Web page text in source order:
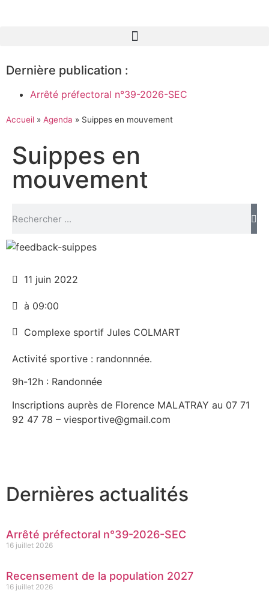
Dernière publication :
Arrêté préfectoral n°39-2026-SEC
Accueil » Agenda » Suippes en mouvement
Suippes en
mouvement
Activité sportive : randonnnée.
9h-12h : Randonnée
Inscriptions auprès de Florence MALATRAY au 07 71
92 47 78 – viesportive@gmail.com
11 juin 2022
à 09:00
Complexe sportif Jules COLMART
Dernières actualités
Arrêté préfectoral n°39-2026-SEC
16 juillet 2026
Recensement de la population 2027
16 juillet 2026